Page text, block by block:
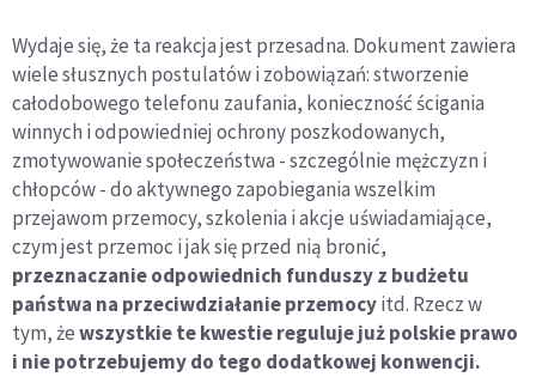
Wydaje się, że ta reakcja jest przesadna. Dokument zawiera
wiele słusznych postulatów i zobowiązań: stworzenie
całodobowego telefonu zaufania, konieczność ścigania
winnych i odpowiedniej ochrony poszkodowanych,
zmotywowanie społeczeństwa - szczególnie mężczyzn i
chłopców - do aktywnego zapobiegania wszelkim
przejawom przemocy, szkolenia i akcje uświadamiające,
czym jest przemoc i jak się przed nią bronić,
przeznaczanie odpowiednich funduszy z budżetu
państwa na przeciwdziałanie przemocyitd. Rzecz w
tym, żewszystkie te kwestie reguluje już polskie prawo
i nie potrzebujemy do tego dodatkowej konwencji.